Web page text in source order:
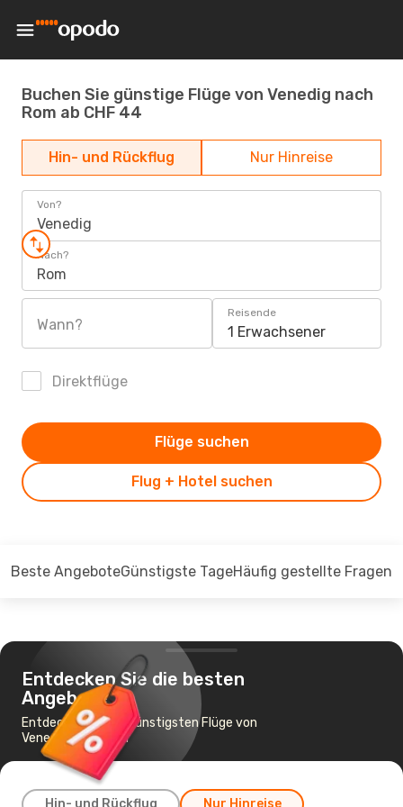
Buchen Sie günstige Flüge von Venedig nach
Rom ab CHF 44
Hin- und Rückflug Nur Hinreise
Von?
Venedig
Nach?
Rom
Wann?
Reisende
1 Erwachsener
Direktflüge
Flug + Hotel suchen
Flüge suchen
Beste AngeboteGünstigste TageHäufig gestellte Fragen
Entdecken Sie die besten
Angebote
Entdecken Sie die günstigsten Flüge von
Venedig nach Rom
Hin- und Rückflug Nur Hinreise